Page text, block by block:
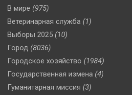
В мире (975)
Ветеринарная служба (1)
Выборы 2025 (10)
Город (8036)
Городское хозяйство (1984)
Государственная измена (4)
Гуманитарная миссия (3)